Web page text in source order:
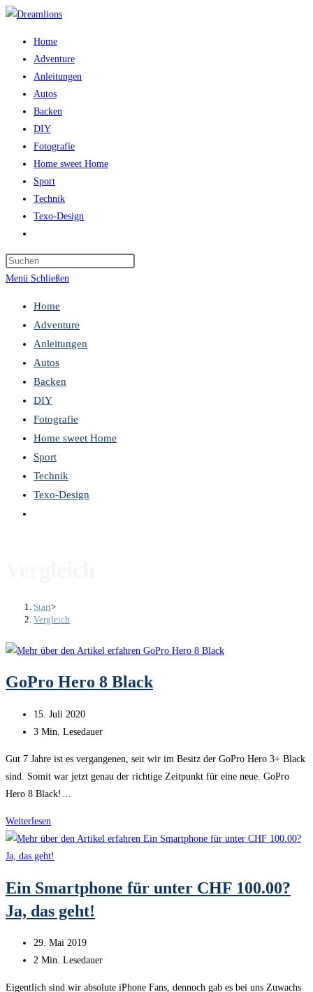
Zum
springen
Home
Adventure
Anleitungen
Autos
Backen
DIY
Fotografie
Home sweet Home
Sport
Technik
Texo-Design
umschalten
Menü Schließen
Home
Adventure
Anleitungen
Autos
Backen
DIY
Fotografie
Home sweet Home
Sport
Technik
Texo-Design
Start>
Vergleich
GoPro Hero 8 Black
Beitrag
veröffentlicht:
15. Juli 2020
Lesedauer:
3 Min. Lesedauer
Gut 7 Jahre ist es vergangenen, seit wir im Besitz der GoPro Hero 3+ Black
sind. Somit war jetzt genau der richtige Zeitpunkt für eine neue. GoPro
Hero 8 Black!…
Weiterlesen
Hero
8
Ein Smartphone für unter CHF 100.00?
Ja, das geht!
Beitrag
veröffentlicht:
29. Mai 2019
Lesedauer:
2 Min. Lesedauer
Eigentlich sind wir absolute iPhone Fans, dennoch gab es bei uns Zuwachs